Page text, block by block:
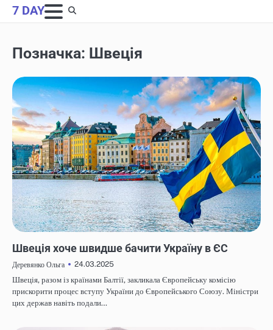
Skip
to
7 DAY
Позначка: Швеція
Швеція хоче швидше бачити Україну в ЄС
Деревянко Ольга
24.03.2025
Швеція, разом із країнами Балтії, закликала Європейську комісію
прискорити процес вступу України до Європейського Союзу. Міністри
цих держав навіть подали…